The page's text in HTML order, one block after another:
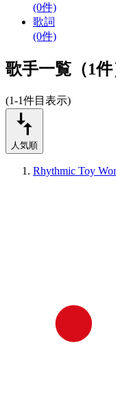
(0件)
歌詞
(0件)
歌手一覧（1件
(1-1件目表示)
人気順
Rhythmic Toy